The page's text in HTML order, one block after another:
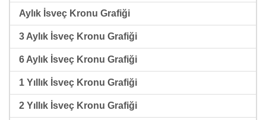
Aylık İsveç Kronu Grafiği
3 Aylık İsveç Kronu Grafiği
6 Aylık İsveç Kronu Grafiği
1 Yıllık İsveç Kronu Grafiği
2 Yıllık İsveç Kronu Grafiği